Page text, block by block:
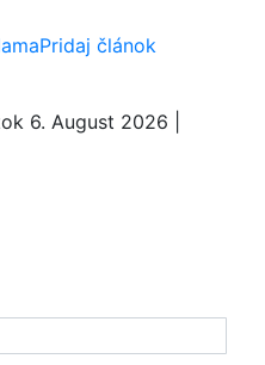
Pridaj článok
6. August 2026 |